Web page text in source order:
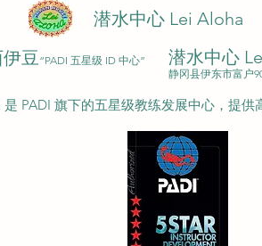
潜水中心 Lei Aloha
豆“PADI 五星级 ID 中心”
潜水中心
静冈县伊东市富户
是 PADI 旗下的五星级教练发展中心，提供